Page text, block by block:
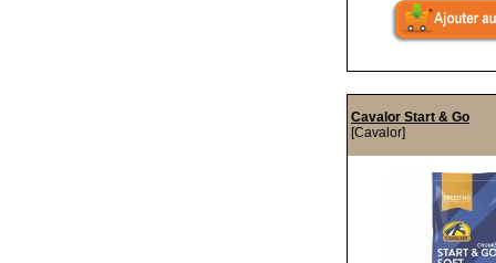
Cavalor Start & Go
[Cavalor]